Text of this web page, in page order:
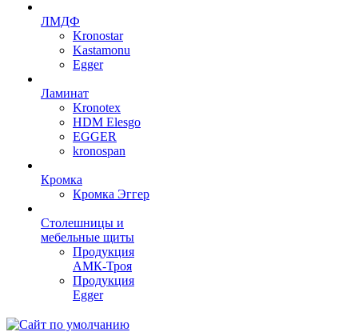
ЛМДФ
Kronostar
Kastamonu
Egger
Ламинат
Kronotex
HDM Elesgo
EGGER
kronospan
Кромка
Кромка Эггер
Столешницы и
мебельные щиты
Продукция
АМК-Троя
Продукция
Egger